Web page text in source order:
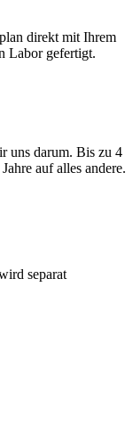
direkt mit Ihrem
Labor gefertigt.
uns darum. Bis zu 4
auf alles andere.
separat